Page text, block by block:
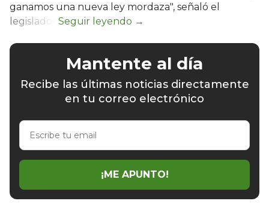
ganamos una nueva ley mordaza", señaló el
legislador.
Mantente al día
Recibe las últimas noticias directamente
en tu correo electrónico
Escribe
email
¡ME APUNTO!